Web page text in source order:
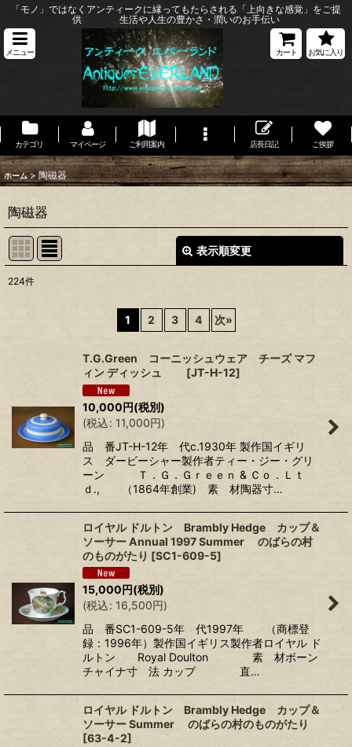
「モノ」ではなくアンティークに縁ってもたらされる「上向きな感覚」をご提
供 生活や人生の豊かさ・潤いのお手伝い
メニュー カート お気に入り
カテゴリ マイページ ご利用案内 店長日記 ご挨拶
ホーム > 陶磁器
陶磁器
表示順変更
絞り込む
224件
1 2 3 4 次»
T.G.Green コーニッシュウェア チーズ マフ
ィン ディッシュ
[JT-H-12]
10,000円(税別)
(税込: 11,000円)
品 番JT-H-12年 代c.1930年 製作国イギリ
ス ダービーシャー製作者ティー・ジー・グリ
ーン Ｔ．Ｇ．Ｇｒｅｅｎ & Ｃｏ．Ｌｔ
ｄ., （1864年創業) 素 材陶器寸…
ロイヤル ドルトン Brambly Hedge カップ＆
ソーサー Annual 1997 Summer のばらの村
のものがたり [SC1-609-5]
15,000円(税別)
(税込: 16,500円)
品 番SC1-609-5年 代1997年 （商標登
録：1996年）製作国イギリス製作者ロイヤル ド
ルトン Royal Doulton 素 材ボーン
チャイナ寸 法 カップ 直…
ロイヤル ドルトン Brambly Hedge カップ＆
ソーサー Summer のばらの村のものがたり
[63-4-2]